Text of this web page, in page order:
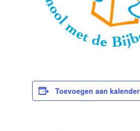
Toevoegen aan kalender